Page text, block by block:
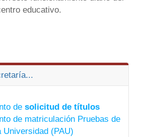
educativo.
de solicitud de títulos
de matriculación Pruebas de
Universidad (PAU)